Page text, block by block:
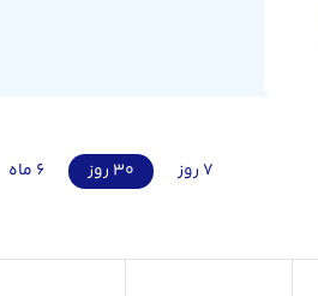
۷ روز ۳۰ روز ۶ ماه